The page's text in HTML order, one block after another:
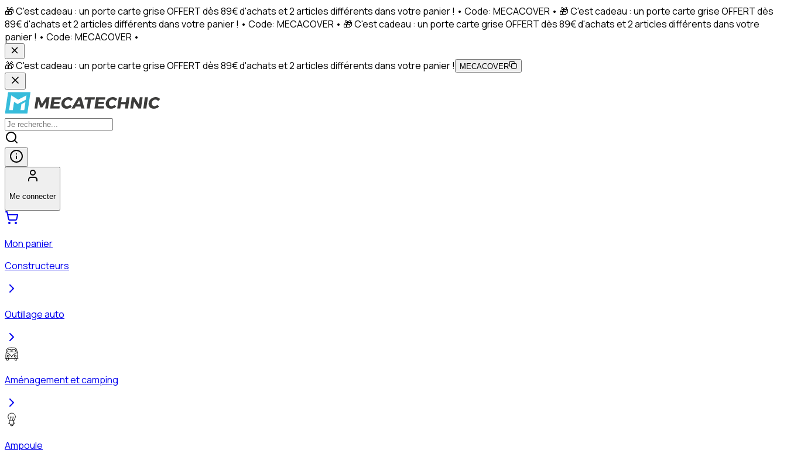
🎁 C'est cadeau : un porte carte grise OFFERT dès 89€ d'achats et 2 articles différents dans votre panier ! • Code: MECACOVER • 🎁 C'est cadeau : un porte carte grise OFFERT dès
89€ d'achats et 2 articles différents dans votre panier ! • Code: MECACOVER • 🎁 C'est cadeau : un porte carte grise OFFERT dès 89€ d'achats et 2 articles différents dans votre
panier ! • Code: MECACOVER •
🎁 C'est cadeau : un porte carte grise OFFERT dès 89€ d'achats et 2 articles différents dans votre panier ! MECACOVER
Me connecter
Mon panier
Constructeurs
Outillage auto
Aménagement et camping
Ampoule